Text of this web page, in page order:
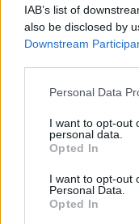
IAB’s list of
also be disclosed by
Downstream
Personal Data
I want to opt-out
personal data.
Opted In
I want to opt-out
Personal Data.
Opted In
πάντα την
Δεκέμβρη 2007,
τη μέρα που
αρνούμενος να